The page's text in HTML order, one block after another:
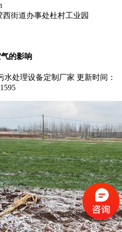
街道办事处杜村工业园
的影响
水处理设备定制厂家 更新时间：
1595